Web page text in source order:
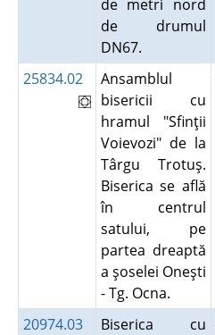
de metri nord
de drumul
DN67.
25834.02
Ansamblul
bisericii cu
hramul "Sfinţii
Voievozi" de la
Târgu Trotuş.
Biserica se află
în centrul
satului, pe
partea dreaptă
a şoselei Oneşti
- Tg. Ocna.
20974.03
Biserica cu